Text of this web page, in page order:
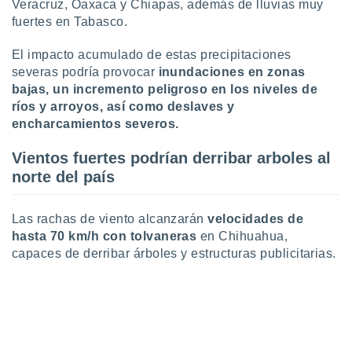
perfiles
crear un
uso de
contenido
medir el
del
de
a través
Veracruz, Oaxaca y Chiapas, además de lluvias muy
fuertes en Tabasco.
El impacto acumulado de estas precipitaciones
severas podría provocar inundaciones en zonas
bajas, un incremento peligroso en los niveles de
ríos y arroyos, así como deslaves y
encharcamientos severos.
Vientos fuertes podrían derribar arboles al
norte del país
Las rachas de viento alcanzaránvelocidades de
hasta 70 km/h con tolvaneras en Chihuahua,
capaces de derribar árboles y estructuras publicitarias.